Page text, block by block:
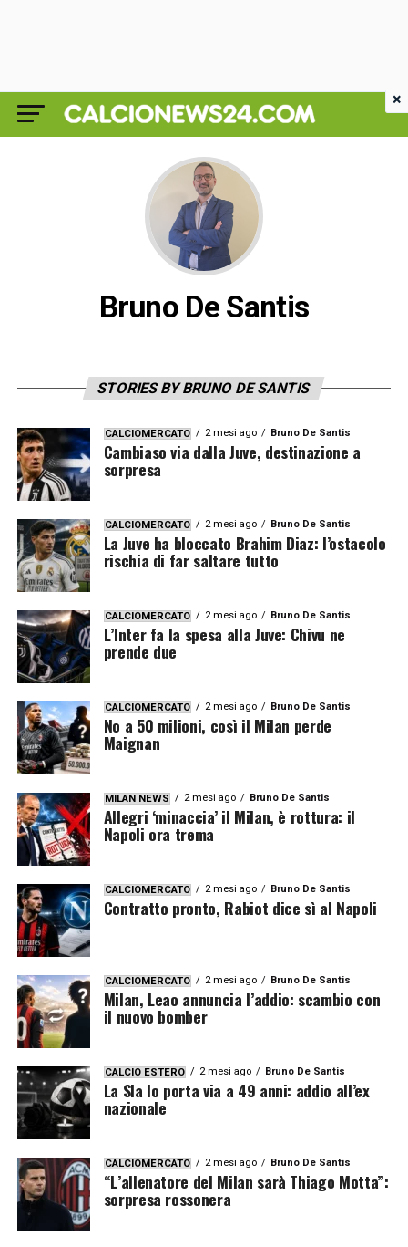
Bruno De Santis
STORIES BY BRUNO DE SANTIS
CALCIOMERCATO 2 mesi ago Bruno De Santis
Cambiaso via dalla Juve, destinazione a
sorpresa
CALCIOMERCATO 2 mesi ago Bruno De Santis
La Juve ha bloccato Brahim Diaz: l’ostacolo
rischia di far saltare tutto
CALCIOMERCATO 2 mesi ago Bruno De Santis
L’Inter fa la spesa alla Juve: Chivu ne
prende due
CALCIOMERCATO 2 mesi ago Bruno De Santis
No a 50 milioni, così il Milan perde
Maignan
MILAN NEWS 2 mesi ago Bruno De Santis
Allegri ‘minaccia’ il Milan, è rottura: il
Napoli ora trema
CALCIOMERCATO 2 mesi ago Bruno De Santis
Contratto pronto, Rabiot dice sì al Napoli
CALCIOMERCATO 2 mesi ago Bruno De Santis
Milan, Leao annuncia l’addio: scambio con
il nuovo bomber
CALCIO ESTERO 2 mesi ago Bruno De Santis
La Sla lo porta via a 49 anni: addio all’ex
nazionale
CALCIOMERCATO 2 mesi ago Bruno De Santis
“L’allenatore del Milan sarà Thiago Motta”:
sorpresa rossonera
×